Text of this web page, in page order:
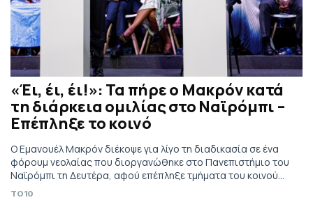
«Έι, έι, έι!»: Τα πήρε ο Μακρόν κατά
τη διάρκεια ομιλίας στο Ναϊρόμπι –
Επέπληξε το κοινό
Ο Εμανουέλ Μακρόν διέκοψε για λίγο τη διαδικασία σε ένα
φόρουμ νεολαίας που διοργανώθηκε στο Πανεπιστήμιο του
Ναϊρόμπι τη Δευτέρα, αφού επέπληξε τμήματα του κοινού
που διέκοψαν έναν ομιλητή
TO10